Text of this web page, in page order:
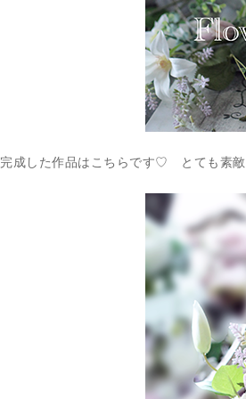
完成した作品はこちらです♡ とても素